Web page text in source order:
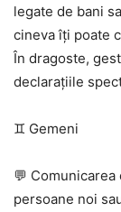
legate de bani
cineva îți poate
În dragoste,
declarațiile
♊ Gemeni
💬
persoane noi